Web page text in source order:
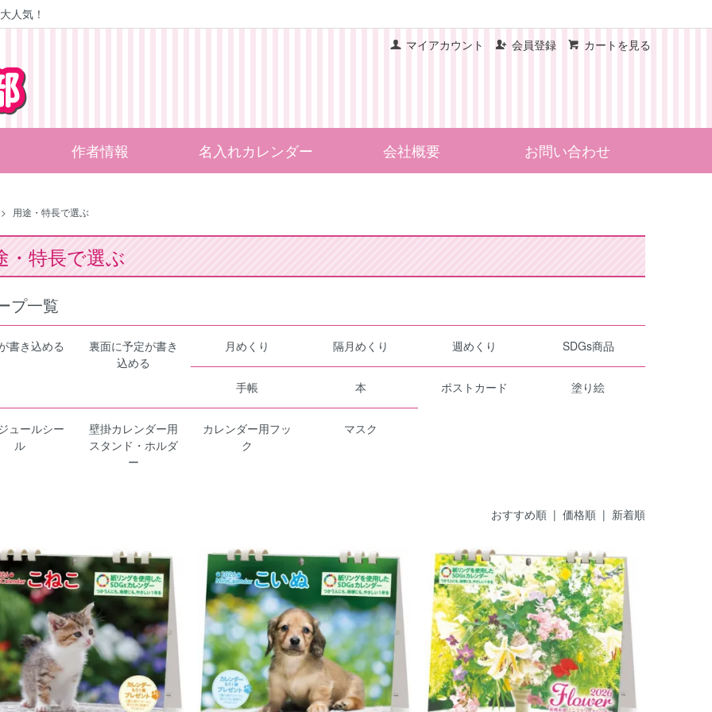
人気！
マイアカウント
会員登録 カートを見る
作者情報 名入れカレンダー 会社概要 お問い合わせ
用途・特長で選ぶ
・特長で選ぶ
プ一覧
書き込める
裏面に予定が書き
込める
月めくり 隔月めくり 週めくり SDGs商品
手帳 本 ポストカード 塗り絵
ュールシー
ル
壁掛カレンダー用
スタンド・ホルダ
ー
カレンダー用フッ
ク
マスク
おすすめ順 | 価格順 | 新着順